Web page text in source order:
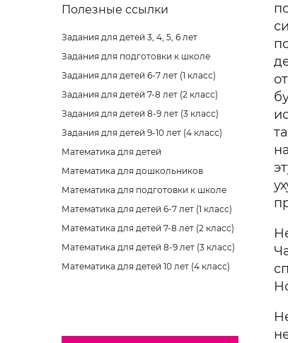
Полезные ссылки
Задания для детей 3, 4, 5, 6 лет
Задания для подготовки к школе
Задания для детей 6-7 лет (1 класс)
Задания для детей 7-8 лет (2 класс)
Задания для детей 8-9 лет (3 класс)
Задания для детей 9-10 лет (4 класс)
Математика для детей
Математика для дошкольников
Математика для подготовки к школе
Математика для детей 6-7 лет (1 класс)
Математика для детей 7-8 лет (2 класс)
Математика для детей 8-9 лет (3 класс)
Математика для детей 10 лет (4 класс)